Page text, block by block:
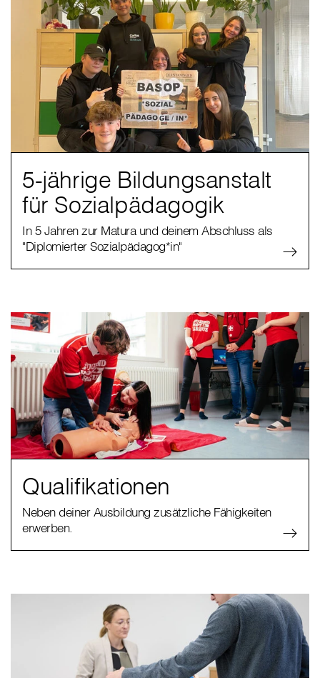
5-jährige Bildungsanstalt
für Sozialpädagogik
In 5 Jahren zur Matura und deinem Abschluss als
"Diplomierter Sozialpädagog*in"
Qualifikationen
Neben deiner Ausbildung zusätzliche Fähigkeiten
erwerben.